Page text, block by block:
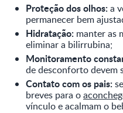
Proteção dos olhos:a
permanecer bem
Hidratação: manter as
eliminar a bilirrubina;
Monitoramento
de desconforto devem
Contato com os pais:
breves para o
vínculo e acalmam o